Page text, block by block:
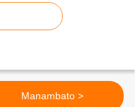
Manambato >